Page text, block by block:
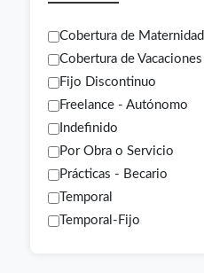
Cobertura de Maternidad
Cobertura de Vacaciones
Fijo Discontinuo
Freelance - Autónomo
Indefinido
Por Obra o Servicio
Prácticas - Becario
Temporal
Temporal-Fijo